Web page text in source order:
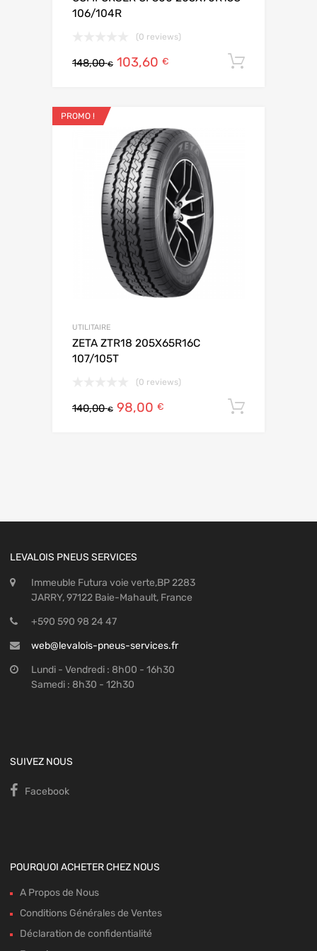
106/104R
(0 reviews)
148,00€ 103,60 €
PROMO !
UTILITAIRE
ZETA ZTR18 205X65R16C
107/105T
(0 reviews)
140,00€ 98,00 €
LEVALOIS PNEUS SERVICES
Immeuble Futura voie verte,BP 2283
JARRY, 97122 Baie-Mahault, France
+590 590 98 24 47
web@levalois-pneus-services.fr
Lundi - Vendredi : 8h00 - 16h30
Samedi : 8h30 - 12h30
SUIVEZ NOUS
Facebook
POURQUOI ACHETER CHEZ NOUS
A Propos de Nous
Conditions Générales de Ventes
Déclaration de confidentialité